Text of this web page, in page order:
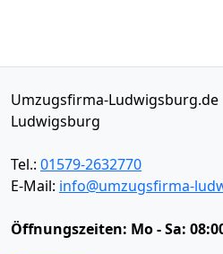
Umzugsfirma-Ludwigsburg.de
Ludwigsburg
Tel.: 01579-2632770
E-Mail: info@umzugsfirma-
Öffnungszeiten: Mo - Sa: